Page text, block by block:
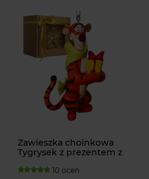
Zawieszka choinkowa
Tygrysek z prezentem z
DISNEY 10 ocen